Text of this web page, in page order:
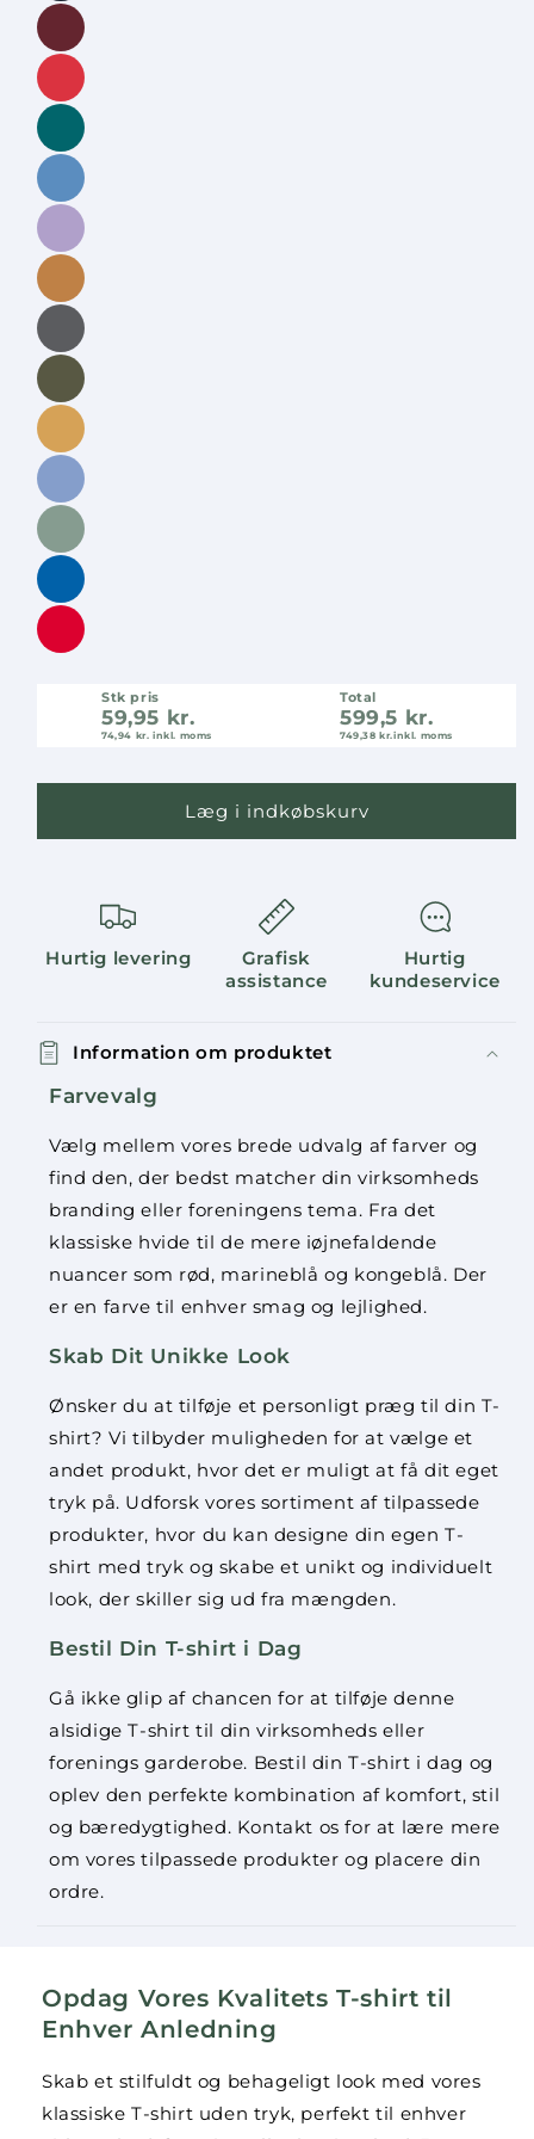
Stk pris
59,95 kr.
74,94 kr. inkl. moms
Total
599,5 kr.
749,38 kr.inkl. moms
Læg i indkøbskurv
Hurtig levering
Grafisk
assistance
Hurtig
kundeservice
Information om produktet
Farvevalg
Vælg mellem vores brede udvalg af farver og
find den, der bedst matcher din virksomheds
branding eller foreningens tema. Fra det
klassiske hvide til de mere iøjnefaldende
nuancer som rød, marineblå og kongeblå. Der
er en farve til enhver smag og lejlighed.
Skab Dit Unikke Look
Ønsker du at tilføje et personligt præg til din T-
shirt? Vi tilbyder muligheden for at vælge et
andet produkt, hvor det er muligt at få dit eget
tryk på. Udforsk vores sortiment af tilpassede
produkter, hvor du kan designe din egen T-
shirt med tryk og skabe et unikt og individuelt
look, der skiller sig ud fra mængden.
Bestil Din T-shirt i Dag
Gå ikke glip af chancen for at tilføje denne
alsidige T-shirt til din virksomheds eller
forenings garderobe. Bestil din T-shirt i dag og
oplev den perfekte kombination af komfort, stil
og bæredygtighed. Kontakt os for at lære mere
om vores tilpassede produkter og placere din
ordre.
Produktet(erne) blev tilføjet til kurven
Shop mere! Gå til betaling
Opdag Vores Kvalitets T-shirt til
Enhver Anledning
Skab et stilfuldt og behageligt look med vores
klassiske T-shirt uden tryk, perfekt til enhver